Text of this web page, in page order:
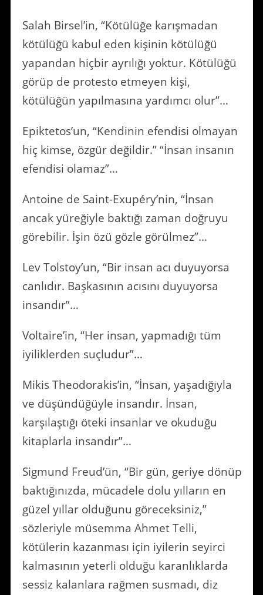
Salah Birsel’in, “Kötülüğe karışmadan
kötülüğü kabul eden kişinin kötülüğü
yapandan hiçbir ayrılığı yoktur. Kötülüğü
görüp de protesto etmeyen kişi,
kötülüğün yapılmasına yardımcı olur”…
Epiktetos’un, “Kendinin efendisi olmayan
hiç kimse, özgür değildir.” “İnsan insanın
efendisi olamaz”…
Antoine de Saint-Exupéry’nin, “İnsan
ancak yüreğiyle baktığı zaman doğruyu
görebilir. İşin özü gözle görülmez”…
Lev Tolstoy’un, “Bir insan acı duyuyorsa
canlıdır. Başkasının acısını duyuyorsa
insandır”…
Voltaire’in, “Her insan, yapmadığı tüm
iyiliklerden suçludur”…
Mikis Theodorakis’in, “İnsan, yaşadığıyla
ve düşündüğüyle insandır. İnsan,
karşılaştığı öteki insanlar ve okuduğu
kitaplarla insandır”…
Sigmund Freud’ün, “Bir gün, geriye dönüp
baktığınızda, mücadele dolu yılların en
güzel yıllar olduğunu göreceksiniz,”
sözleriyle müsemma Ahmet Telli,
kötülerin kazanması için iyilerin seyirci
kalmasının yeterli olduğu karanlıklarda
sessiz kalanlara rağmen susmadı, diz